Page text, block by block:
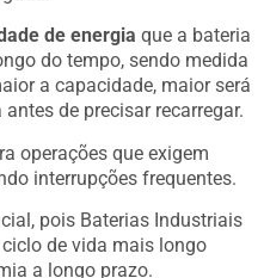
de energia que a bateria
do tempo, sendo medida
a capacidade, maior será
de precisar recarregar.
operações que exigem
interrupções frequentes.
pois Baterias Industriais
de vida mais longo
a longo prazo.